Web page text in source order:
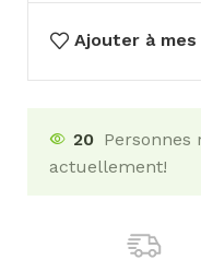
Ajouter à
20
actuellement!